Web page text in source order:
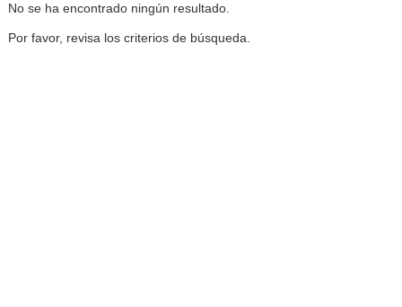
No se ha encontrado ningún resultado.
Por favor, revisa los criterios de búsqueda.